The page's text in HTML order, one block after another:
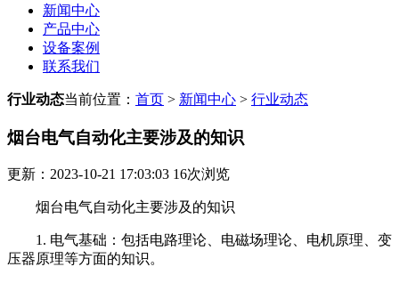
新闻中心
产品中心
设备案例
联系我们
行业动态当前位置： 首页 > 新闻中心 > 行业动态
烟台电气自动化主要涉及的知识
更新：2023-10-21 17:03:03 16次浏览
烟台电气自动化主要涉及的知识
1. 电气基础：包括电路理论、电磁场理论、电机原理、变
压器原理等方面的知识。